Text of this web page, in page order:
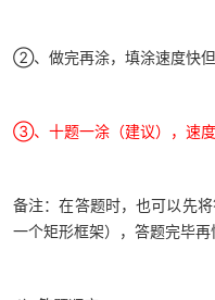
②、做完再涂，填涂速度快但
③、十题一涂（建议），速度
备注：在答题时，也可以先
一个矩形框架），答题完毕再